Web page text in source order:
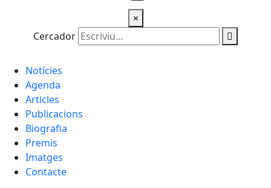
×
Cercador
Notícies
Agenda
Articles
Publicacions
Biografia
Premis
Imatges
Contacte